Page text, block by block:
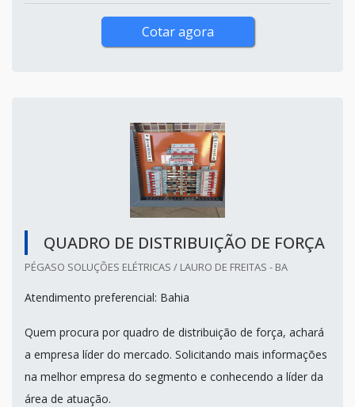
Cotar agora
QUADRO DE DISTRIBUIÇÃO DE FORÇA
PÉGASO SOLUÇÕES ELÉTRICAS / LAURO DE FREITAS - BA
Atendimento preferencial: Bahia
Quem procura por quadro de distribuição de força, achará
a empresa líder do mercado. Solicitando mais informações
na melhor empresa do segmento e conhecendo a líder da
área de atuação.